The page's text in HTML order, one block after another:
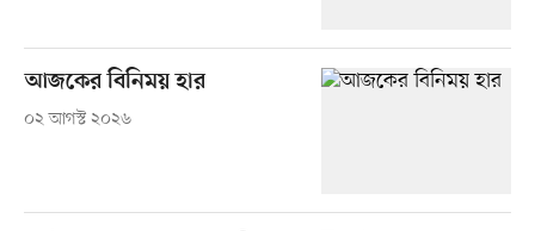
আজকের বিনিময় হার
০২ আগস্ট ২০২৬